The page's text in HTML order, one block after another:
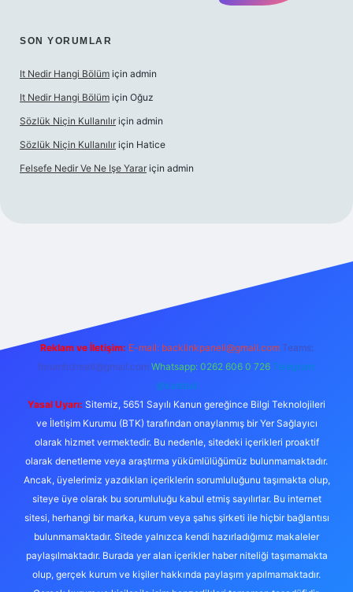
SON YORUMLAR
It Nedir Hangi Bölüm için admin
It Nedir Hangi Bölüm için Oğuz
Sözlük Niçin Kullanılır için admin
Sözlük Niçin Kullanılır için Hatice
Felsefe Nedir Ve Ne Işe Yarar için admin
Reklam ve İletişim: E-mail: backlinkpaneli@gmail.com Teams:
forumhizmeti@gmail.com Whatsapp: 0262 606 0 726 Telegram:
@karabul
Yasal Uyarı: Sitemiz, 5651 Sayılı Kanun gereğince Bilgi Teknolojileri
ve İletişim Kurumu (BTK) tarafından onaylanmış bir Yer Sağlayıcı
olarak hizmet vermektedir. Bu nedenle, sitedeki içerikleri proaktif
olarak denetleme veya araştırma yükümlülüğümüz bulunmamaktadır.
Ancak, üyelerimiz yazdıkları içeriklerin sorumluluğunu taşımakta olup,
siteye üye olarak bu sorumluluğu kabul etmiş sayılırlar. Bu internet
sitesi, herhangi bir marka, kurum veya şahıs şirketi ile hiçbir bağlantısı
bulunmamaktadır. Sitede yalnızca kendi hazırladığımız makaleler
paylaşılmaktadır. Burada yer alan içerikler haber niteliği taşımamakta
olup, gerçek kurum ve kişiler hakkında paylaşım yapılmamaktadır.